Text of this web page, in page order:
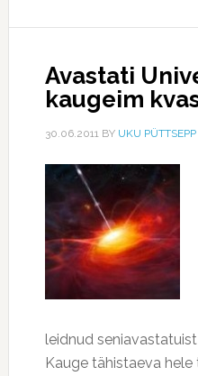
Avastati
kaugeim
30.06.2011BY UKU PÜTTSEPP
leidnud
Kauge tähistaeva hele